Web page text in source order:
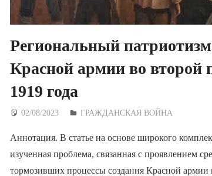
Региональный
Красной армии во второй
1919 года
02/08/2023 Дежурный по Редакции
ГРАЖДАНСКАЯ ВОЙНА
Аннотация. В статье на основе широкого
изученная проблема, связанная с проявлением
тормозивших процессы создания Красной армии